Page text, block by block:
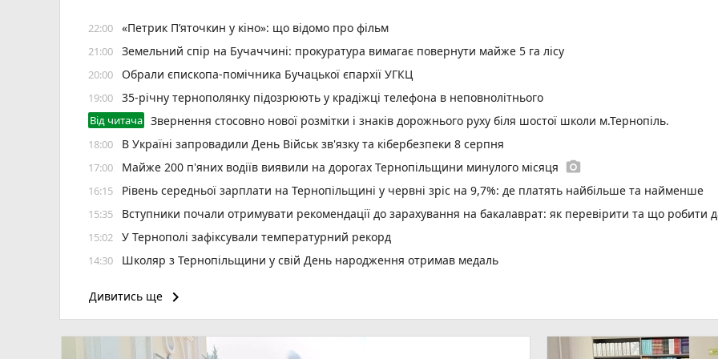
22:00 «Петрик П’яточкин у кіно»: що відомо про фільм
21:00 Земельний спір на Бучаччині: прокуратура вимагає повернути майже 5 га лісу
20:00 Обрали єпископа-помічника Бучацької єпархії УГКЦ
19:00 35-річну тернополянку підозрюють у крадіжці телефона в неповнолітнього
Від читача Звернення стосовно нової розмітки і знаків дорожнього руху біля шостої школи м.Тернопіль.
18:00 В Україні запровадили День Військ зв'язку та кібербезпеки 8 серпня
17:00 Майже 200 п'яних водіїв виявили на дорогах Тернопільщини минулого місяця photo_camera
16:15 Рівень середньої зарплати на Тернопільщині у червні зріс на 9,7%: де платять найбільше та найменше
15:35 Вступники почали отримувати рекомендації до зарахування на бакалаврат: як перевірити та що робити
15:02 У Тернополі зафіксували температурний рекорд
14:30 Школяр з Тернопільщини у свій День народження отримав медаль
13:30 Горів балкон в багатоповерхівці на Бандери
Призначили уповноваженого з питань безбар’єрності в Тернопільській громаді
Дивитись ще keyboard_arrow_right